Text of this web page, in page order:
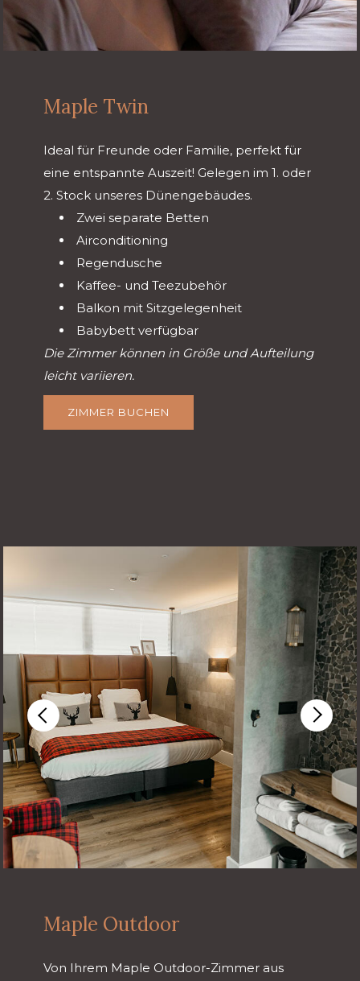
Maple Twin
Ideal für Freunde oder Familie, perfekt für
eine entspannte Auszeit! Gelegen im 1. oder
2. Stock unseres Dünengebäudes.
Zwei separate Betten
Airconditioning
Regendusche
Kaffee- und Teezubehör
Balkon mit Sitzgelegenheit
Babybett verfügbar
Die Zimmer können in Größe und Aufteilung
leicht variieren.
ZIMMER BUCHEN
Maple Outdoor
Von Ihrem Maple Outdoor-Zimmer aus